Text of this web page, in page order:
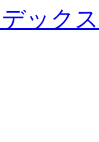
ックス